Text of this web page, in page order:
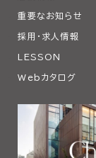
重要なお知らせ
採用・求人情報
LESSON
Webカタログ